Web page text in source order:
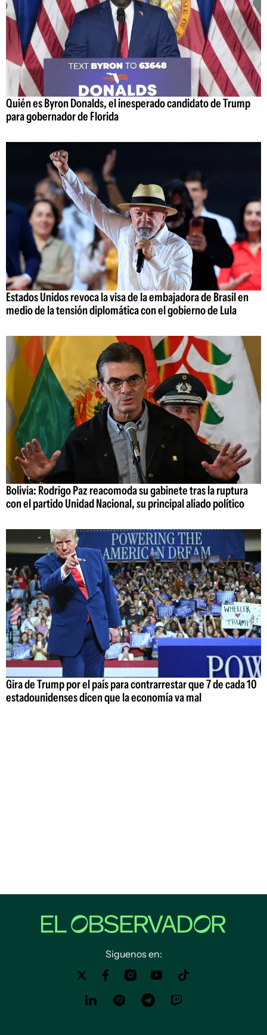
Quién es Byron Donalds, el inesperado candidato de Trump
para gobernador de Florida
Estados Unidos revoca la visa de la embajadora de Brasil en
medio de la tensión diplomática con el gobierno de Lula
Bolivia: Rodrigo Paz reacomoda su gabinete tras la ruptura
con el partido Unidad Nacional, su principal aliado político
Gira de Trump por el país para contrarrestar que 7 de cada 10
estadounidenses dicen que la economía va mal
Siguenos en: